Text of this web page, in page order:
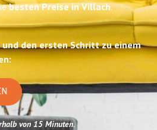
besten Preise in Villach.
den ersten Schritt zu einem
von 15 Minuten.